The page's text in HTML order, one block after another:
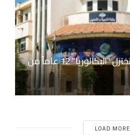
كابوس النتائج.. حين تختزل “البكالوريا” 12 عاماً من
LOAD MORE